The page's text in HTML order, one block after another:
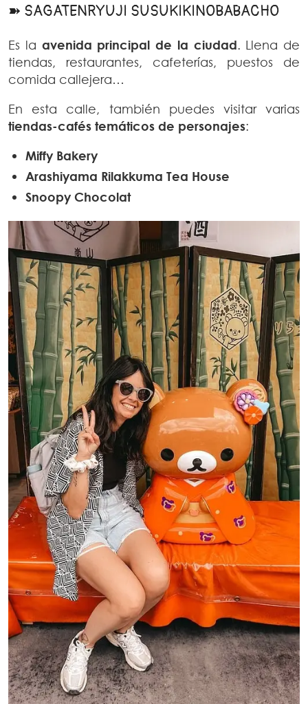
➽ SAGATENRYUJI SUSUKIKINOBABACHO
Es la avenida principal de la ciudad. Llena de
tiendas, restaurantes, cafeterías, puestos de
comida callejera…
En esta calle, también puedes visitar varias
tiendas-cafés temáticos de personajes:
Miffy Bakery
Arashiyama Rilakkuma Tea House
Snoopy Chocolat